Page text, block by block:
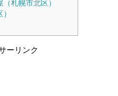
札幌市北区）
ーリンク